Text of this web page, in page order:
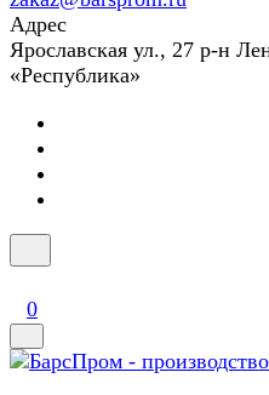
Адрес
Ярославская ул., 27 р-н
«Республика»
0